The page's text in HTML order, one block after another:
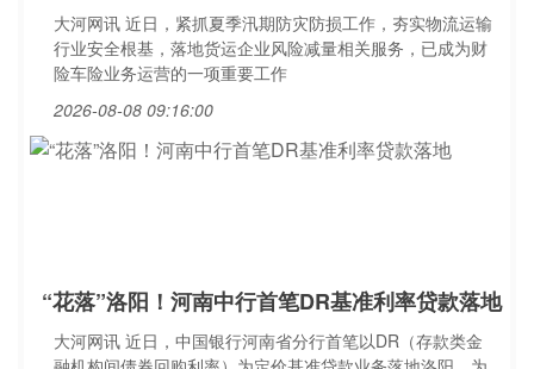
大河网讯 近日，紧抓夏季汛期防灾防损工作，夯实物流运输
行业安全根基，落地货运企业风险减量相关服务，已成为财
险车险业务运营的一项重要工作
2026-08-08 09:16:00
“花落”洛阳！河南中行首笔DR基准利率贷款落地
大河网讯 近日，中国银行河南省分行首笔以DR（存款类金